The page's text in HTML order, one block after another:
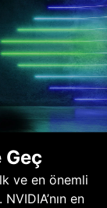
Geç
ve en önemli
en